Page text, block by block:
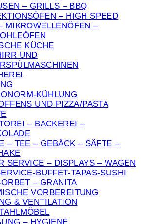
– GRILLS – BBQ
– HIGH SPEED
MIKROWELLENÖFEN –
KÜCHE
UND
KÜHLUNG
UND PIZZA/PASTA
– BACKEREI –
– TEE – GEBÄCK – SÄFTE –
SERVICE – DISPLAYS – WAGEN
BUFFET-TAPAS-SUSHI
– GRANITA
VORBEREITUNG
& VENTILATION
– HYGIENE